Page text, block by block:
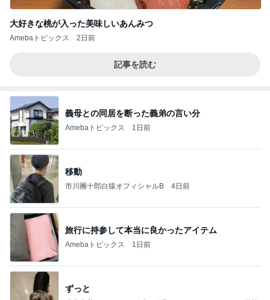
大好きな桃が入った美味しいあんみつ
Amebaトピックス 2日前
記事を読む
義母との同居を断った義弟の言い分
Amebaトピックス 1日前
移動
市川團十郎白猿オフィシャルB 4日前
旅行に持参して本当に良かったアイテム
Amebaトピックス 1日前
ずっと